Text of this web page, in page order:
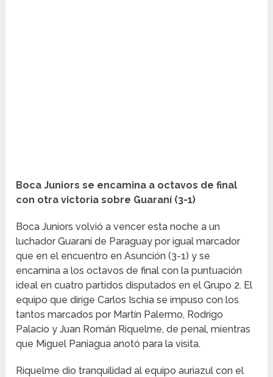
Boca Juniors se encamina a octavos de final
con otra victoria sobre Guaraní (3-1)
Boca Juniors volvió a vencer esta noche a un
luchador Guaraní de Paraguay por igual marcador
que en el encuentro en Asunción (3-1) y se
encamina a los octavos de final con la puntuación
ideal en cuatro partidos disputados en el Grupo 2. El
equipo que dirige Carlos Ischia se impuso con los
tantos marcados por Martín Palermo, Rodrigo
Palacio y Juan Román Riquelme, de penal, mientras
que Miguel Paniagua anotó para la visita.
Riquelme dio tranquilidad al equipo auriazul con el